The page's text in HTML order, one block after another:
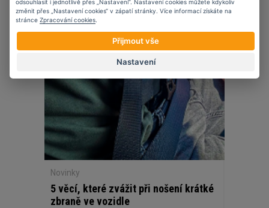
Novinky
5 věcí, které zvážit při nošení krátké
zbraně ve vozidle
odsouhlasit i jednotlivě přes „Nastavení“. Nastavení cookies můžete kdykoliv
změnit přes „Nastavení cookies“ v zápatí stránky. Více informací získáte na
stránce Zpracování cookies
Přijmout vše
Nastavení